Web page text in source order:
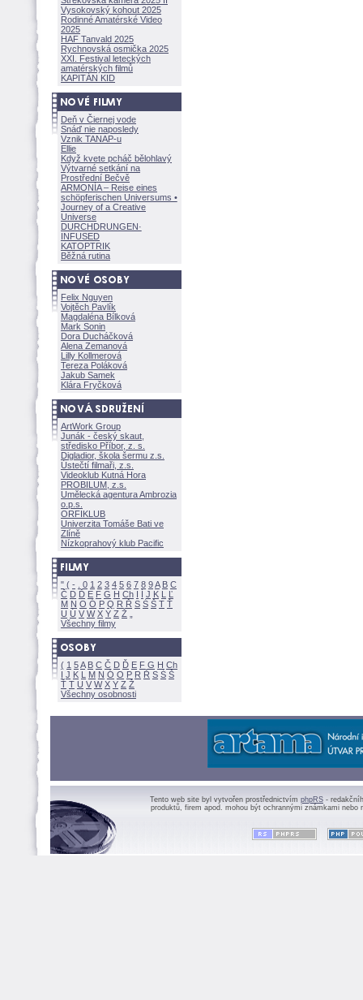
Vysokovský kohout 2025
Rodinné Amatérské Video
2025
HAF Tanvald 2025
Rychnovská osmička 2025
XXI. Festival leteckých
amatérských filmů
KAPITÁN KID
Deň v Čiernej vode
Snáď nie naposledy
Vznik TANAP-u
Ellie
Když kvete pcháč bělohlavý
Výtvarné setkání na
Prostřední Bečvě
ARMONÍA – Reise eines
schöpferischen Universums •
Journey of a Creative
Universe
DURCHDRUNGEN·
INFUSED
KATOPTRIK
Běžná rutina
Felix Nguyen
Vojtěch Pavlík
Magdaléna Bílkov
Mark Sonin
Dora Ducháčkov
Alena Zemanov
Lilly Kollmerov
Tereza Polákov
Jakub Samek
Klára Fryčkov
ArtWork Group
Junák - český skaut,
středisko Příbor, z. s.
Digladior, škola šermu z.s.
Ústečtí filmaři, z.s.
Videoklub Kutná Hora
PROBILUM, z.s.
Umělecká agentura Ambrozia
o.p.s.
ORFIKLUB
Univerzita Tomáše Bati ve
Zlíně
Nízkoprahový klub Pacific
" ( - 0 1 2 3 4 5 6 7 8 9A B C
Č D Ď E F G H Ch I Í J K L
Ľ
M N O Ó P Q R Ř S Ś T Ť
U Ú V W X Y Z
Všechny filmy
( 1 5A B C Č D Ď E F G H Ch
I J K L M N Ó O P R Ř S Ś
Ť T U V W X Y Z
Všechny osobnosti
Tento web site byl vytvořen prostřednictvím phpRS -
produktů, firem apod. mohou být ochrannými známkami